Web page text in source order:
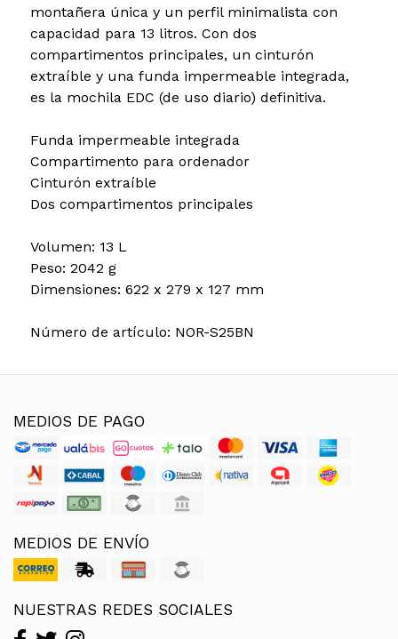
montañera única y un perfil minimalista con
capacidad para 13 litros. Con dos
compartimentos principales, un cinturón
extraíble y una funda impermeable integrada,
es la mochila EDC (de uso diario) definitiva.
Funda impermeable integrada
Compartimento para ordenador
Cinturón extraíble
Dos ​​compartimentos principales
Volumen: 13 L
Peso: 2042 g
Dimensiones: 622 x 279 x 127 mm
Número de artículo: NOR-S25BN
MEDIOS DE PAGO
MEDIOS DE ENVÍO
NUESTRAS REDES SOCIALES